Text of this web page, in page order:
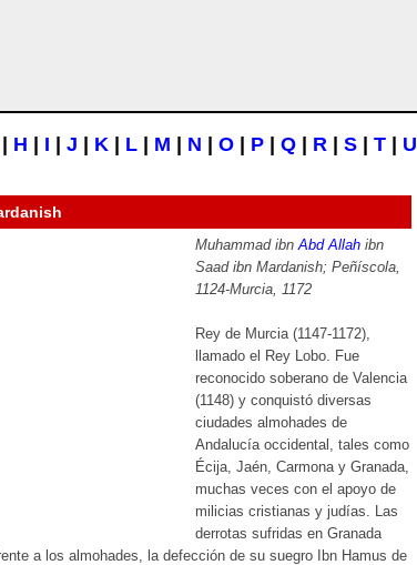
H I J K L M N O P Q R S T U
Muhammad ibnAbd Allah ibn
Saad ibn Mardanish; Peñíscola,
1124-Murcia, 1172
Rey de Murcia (1147-1172),
llamado el Rey Lobo. Fue
reconocido soberano de Valencia
(1148) y conquistó diversas
ciudades almohades de
Andalucía occidental, tales como
Écija, Jaén, Carmona y Granada,
muchas veces con el apoyo de
milicias cristianas y judías. Las
derrotas sufridas en Granada
a los almohades, la defección de su suegro Ibn Hamus de